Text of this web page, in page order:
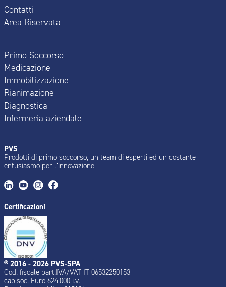
Contatti
Area Riservata
Primo Soccorso
Medicazione
Immobilizzazione
Rianimazione
Diagnostica
Infermeria aziendale
PVS
Prodotti di primo soccorso, un team di esperti ed un costante
entusiasmo per l’innovazione
Certificazioni
® 2016 - 2026 PVS-SPA
Cod. fiscale part.IVA/VAT IT 06532250153
cap.soc. Euro 624.000 i.v.